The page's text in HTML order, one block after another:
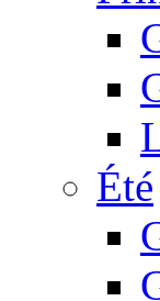
Été